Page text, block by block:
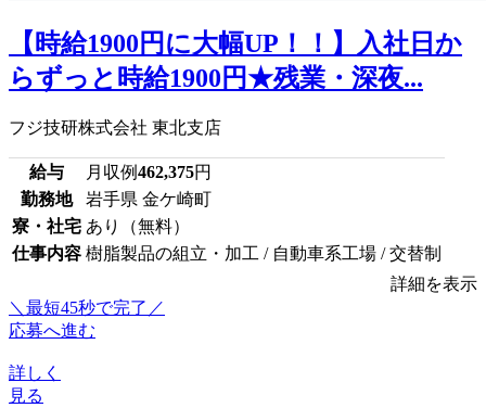
【時給1900円に大幅UP！！】入社日か
らずっと時給1900円★残業・深夜...
フジ技研株式会社 東北支店
給与 月収例462,375円
勤務地
岩手県 金ケ崎町
寮・社宅 あり（無料）
仕事内容 樹脂製品の組立・加工 / 自動車系工場 / 交替制
詳細を表示
＼最短45秒で完了／
応募へ進む
詳しく
見る